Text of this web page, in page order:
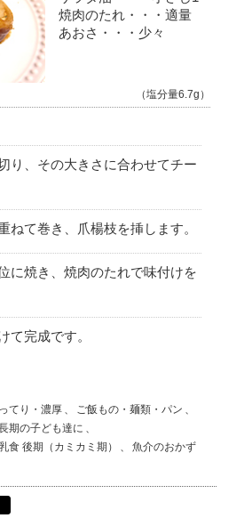
焼肉のたれ・・・適量
あおさ・・・少々
（塩分量6.7g）
り、その大きさに合わせてチー
ねて巻き、爪楊枝を挿します。
に焼き、焼肉のたれで味付けを
て完成です。
てり・濃厚 、 ご飯もの・麺類・パン 、
期の子ども達に 、
食 後期（カミカミ期）
、 魚介のおかず